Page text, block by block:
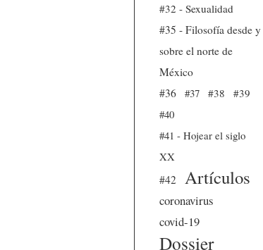
#32 - Sexualidad
#35 - Filosofía desde y
sobre el norte de
México
#36
#37 #38
#39
#40
#41 - Hojear el siglo
XX
#42
Artículos
coronavirus
covid-19
Dossier